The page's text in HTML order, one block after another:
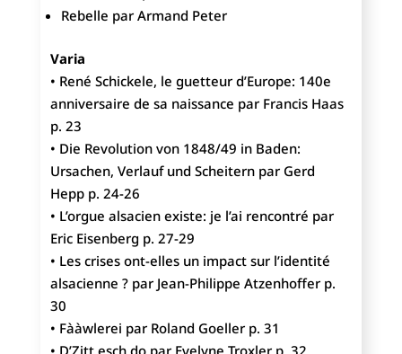
Rebelle par Armand Peter
Varia
• René Schickele, le guetteur d’Europe: 140e
anniversaire de sa naissance par Francis Haas
p. 23
• Die Revolution von 1848/49 in Baden:
Ursachen, Verlauf und Scheitern par Gerd
Hepp p. 24-26
• L’orgue alsacien existe: je l’ai rencontré par
Eric Eisenberg p. 27-29
• Les crises ont-elles un impact sur l’identité
alsacienne ? par Jean-Philippe Atzenhoffer p.
30
• Fààwlerei par Roland Goeller p. 31